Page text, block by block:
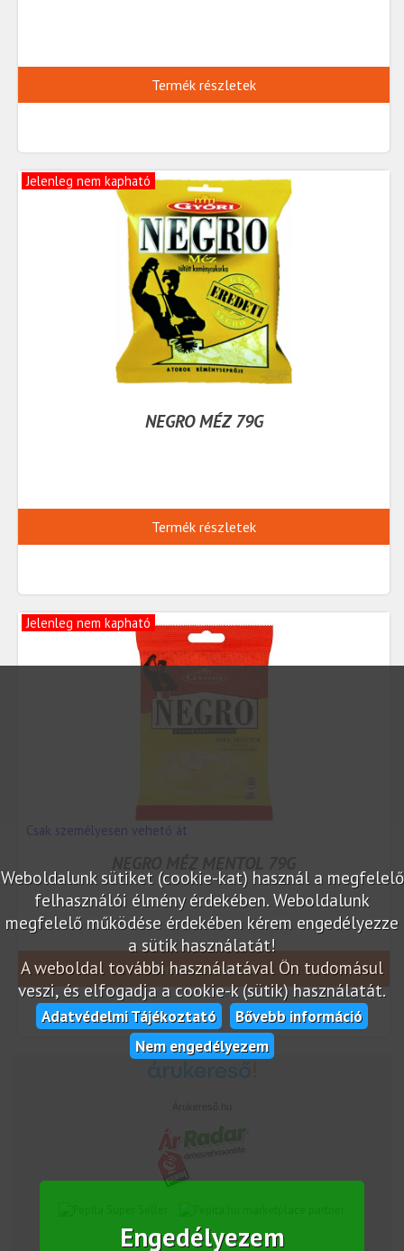
Termék részletek
Jelenleg nem kapható
NEGRO MÉZ 79G
Termék részletek
Jelenleg nem kapható
Csak személyesen vehető át
Termék részletek
Weboldalunk sütiket (cookie-kat) használ a megfelelő
felhasználói élmény érdekében. Weboldalunk
megfelelő működése érdekében kérem engedélyezze
a sütik használatát!
A weboldal további használatával Ön tudomásul
veszi, és elfogadja a cookie-k (sütik) használatát.
Adatvédelmi Tájékoztató
Bővebb információ
Nem engedélyezem
Engedélyezem